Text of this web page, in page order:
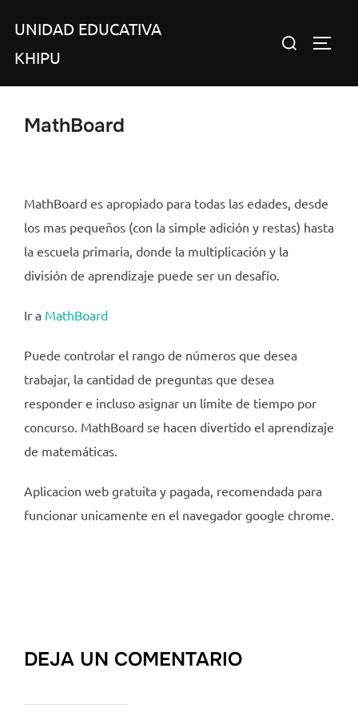
contenido
UNIDAD EDUCATIVA
KHIPU
Buscar:
MathBoard
MathBoard es apropiado para todas las edades, desde
los mas pequeños (con la simple adición y restas) hasta
la escuela primaria, donde la multiplicación y la
división de aprendizaje puede ser un desafío.
Ir a MathBoard
Puede controlar el rango de números que desea
trabajar, la cantidad de preguntas que desea
responder e incluso asignar un límite de tiempo por
concurso. MathBoard se hacen divertido el aprendizaje
de matemáticas.
Aplicacion web gratuita y pagada, recomendada para
funcionar unicamente en el navegador google chrome.
DEJA UN COMENTARIO